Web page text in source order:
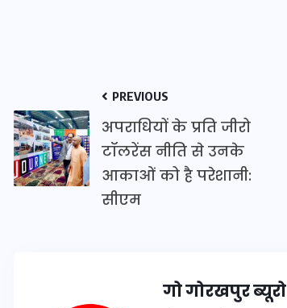
PREVIOUS
अपराधियों के प्रति जीरो
टॉलरेंस नीति से उनके
आकाओं को है परेशानी:
सीएम
गो गोरखपुर ब्यूरो
तपकर बना सोना
20 जनवरी 2026